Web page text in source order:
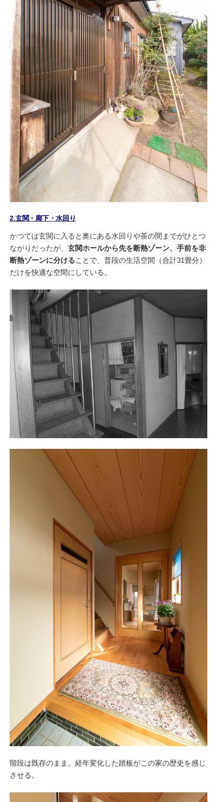
2.玄関・廊下・水回り
かつては玄関に入ると奥にある水回りや茶の間までがひとつ
ながりだったが、 玄関ホールから先を断熱ゾーン、手前を非
断熱ゾーンに分けることで、普段の生活空間（合計31畳分）
だけを快適な空間にしている。
階段は既存のまま。経年変化した踏板がこの家の歴史を感じ
させる。